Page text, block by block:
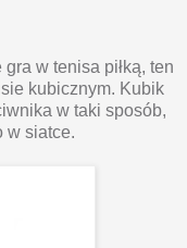
w tenisa piłką, ten
kubicznym. Kubik
w taki sposób,
w siatce.